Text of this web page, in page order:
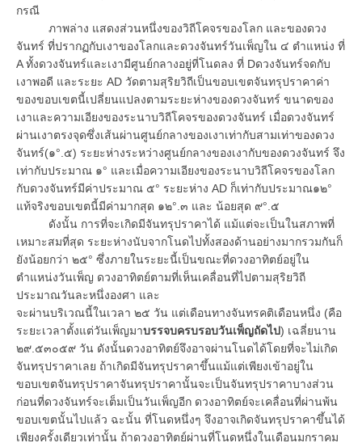
กรณี
ภาพล่าง แสดงส่วนหนึ่งของวิถีโคจรของโลก และของดวง
จันทร์ ที่ปรากฏกับเงาของโลกและดวงจันทร์วันเพ็ญใน ๔ ตำแหน่ง ที่
A ทั้งดวงจันทร์และเงามีศูนย์กลางอยู่ที่โนดลง ที่ Dดวงจันทร์จดกับ
เงาพอดี และระยะ AD วัดตามสุริยวิถีเป็นขอบเขตจันทรุปราคาค่า
ของขอบเขตนี้เปลี่ยนแปลงตามระยะห่างของดวงจันทร์ ขนาดของ
เงาและความเอียงของระนาบวิถีโคจรของดวงจันทร์ เมื่อดวงจันทร์
ผ่านเงาตรงจุดซึ่งเส้นผ่านศูนย์กลางของเงาเท่ากับสามเท่าของดวง
จันทร์(๑°.๕) ระยะห่างระหว่างศูนย์กลางของเงากับของดวงจันทร์ จึง
เท่ากับประมาณ ๑° และเมื่อความเอียงของระนาบวิถีโคจรของโลก
กับดวงจันทร์มีค่าประมาณ ๕° ระยะห่าง AD ก็เท่ากับประมาณ๑๒°
แท้จริงขอบเขตนี้มีค่ามากสุด ๑๒°.๓ และ น้อยสุด ๙°.๕
ดังนั้น การที่จะเกิดมีจันทรุปราคาได้ แม้แต่จะเป็นในสภาพที่
เหมาะสมที่สุด ระยะห่างนับจากโนดไปทั้งสองด้านอย่างมากรวมกันก็
ยังน้อยกว่า ๒๕° ซึ่งภายในระยะนี้เป็นขณะที่ดวงอาทิตย์อยู่ใน
ตำแหน่งวันเพ็ญ ดวงอาทิตย์ตามที่เห็นเคลื่อนที่ไปตามสุริยวิถี
ประมาณวันละหนึ่งองศา และ
จะผ่านบริเวณนี้ในเวลา ๒๕ วัน แต่เดือนทางจันทรคติเดือนหนึ่ง (คือ
ระยะเวลาตั้งแต่วันเพ็ญมาบรรจบครบรอบวันเพ็ญถัดไป) เฉลี่ยนาน
๒๙.๕๓๐๕๙ วัน ดังนั้นดวงอาทิตย์จึงอาจผ่านโนดได้โดยที่จะไม่เกิด
จันทรุปราคาเลย ถ้าเกิดมีจันทรุปราคาขึ้นแม้แต่เพียงเข้าอยู่ใน
ขอบเขตจันทรุปราคาจันทรุปราคานั้นจะเป็นจันทรุปราคาบางส่วน
ก่อนที่ดวงจันทร์จะเต็มเป็นวันเพ็ญอีก ดวงอาทิตย์จะเคลื่อนที่ผ่านพ้น
ขอบเขตนั้นไปแล้ว ฉะนั้น ที่โนดหนึ่งๆ จึงอาจเกิดจันทรุปราคาขึ้นได้
เพียงครั้งเดียวเท่านั้น ถ้าดวงอาทิตย์ผ่านที่โนดหนึ่งในเดือนมกราคม